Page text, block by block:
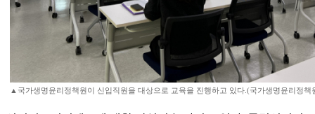
▲국가생명윤리정책원이 신입직원을 대상으로 교육을 진행하고 있다.(국가생명윤리정책